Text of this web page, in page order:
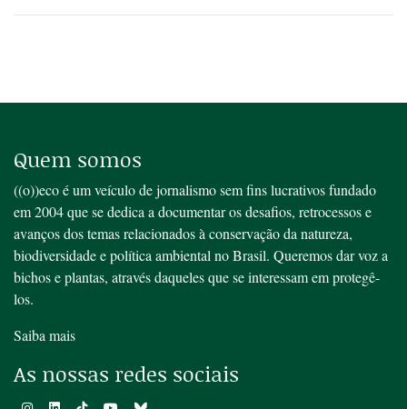
Quem somos
((o))eco é um veículo de jornalismo sem fins lucrativos fundado
em 2004 que se dedica a documentar os desafios, retrocessos e
avanços dos temas relacionados à conservação da natureza,
biodiversidade e política ambiental no Brasil. Queremos dar voz a
bichos e plantas, através daqueles que se interessam em protegê-
los.
Saiba mais
As nossas redes sociais